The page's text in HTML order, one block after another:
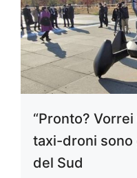
“Pronto?
taxi-droni sono
del Sud